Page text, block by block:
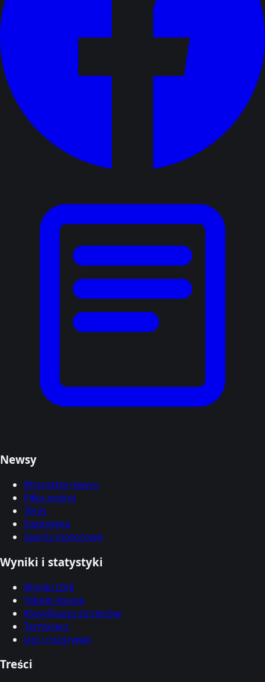
Newsy
Wszystkie newsy
Piłka nożna
Tenis
Siatkówka
Sporty motorowe
Wyniki i statystyki
Wyniki LIVE
Tabele ligowe
Klasyfikacja strzelców
Terminarz
Ligi i rozgrywki
Treści